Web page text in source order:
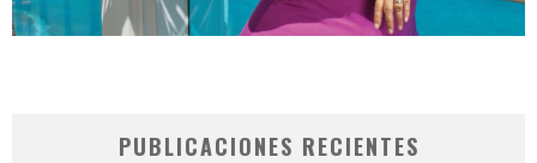
PUBLICACIONES RECIENTES